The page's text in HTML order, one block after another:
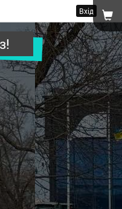
Вхід